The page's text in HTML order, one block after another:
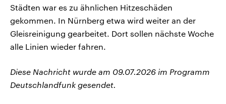
Städten war es zu ähnlichen Hitzeschäden
gekommen. In Nürnberg etwa wird weiter an der
Gleisreinigung gearbeitet. Dort sollen nächste Woche
alle Linien wieder fahren.
Diese Nachricht wurde am 09.07.2026 im Programm
Deutschlandfunk gesendet.